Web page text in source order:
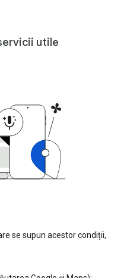
utile
se supun acestor condiții,